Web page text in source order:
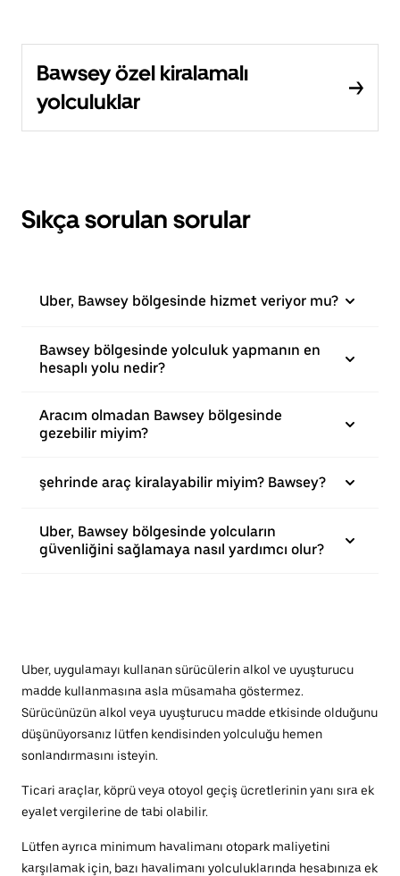
Bawsey özel kiralamalı
yolculuklar
Sıkça sorulan sorular
Uber, Bawsey bölgesinde hizmet veriyor mu?
Bawsey bölgesinde yolculuk yapmanın en
hesaplı yolu nedir?
Aracım olmadan Bawsey bölgesinde
gezebilir miyim?
şehrinde araç kiralayabilir miyim? Bawsey?
Uber, Bawsey bölgesinde yolcuların
güvenliğini sağlamaya nasıl yardımcı olur?
Uber, uygulamayı kullanan sürücülerin alkol ve uyuşturucu
madde kullanmasına asla müsamaha göstermez.
Sürücünüzün alkol veya uyuşturucu madde etkisinde olduğunu
düşünüyorsanız lütfen kendisinden yolculuğu hemen
sonlandırmasını isteyin.
Ticari araçlar, köprü veya otoyol geçiş ücretlerinin yanı sıra ek
eyalet vergilerine de tabi olabilir.
Lütfen ayrıca minimum havalimanı otopark maliyetini
karşılamak için, bazı havalimanı yolculuklarında hesabınıza ek